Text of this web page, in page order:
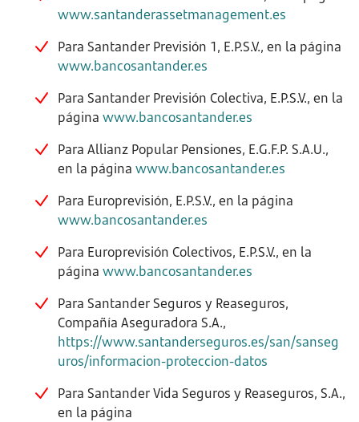
www.santanderassetmanagement.es
Para Santander Previsión 1, E.P.S.V., en la página
www.bancosantander.es
Para Santander Previsión Colectiva, E.P.S.V., en la
página www.bancosantander.es
Para Allianz Popular Pensiones, E.G.F.P. S.A.U.,
en la página www.bancosantander.es
Para Europrevisión, E.P.S.V., en la página
www.bancosantander.es
Para Europrevisión Colectivos, E.P.S.V., en la
página www.bancosantander.es
Para Santander Seguros y Reaseguros,
Compañía Aseguradora S.A.,
https://www.santanderseguros.es/san/sanseg
uros/informacion-proteccion-datos
Para Santander Vida Seguros y Reaseguros, S.A.,
en la página